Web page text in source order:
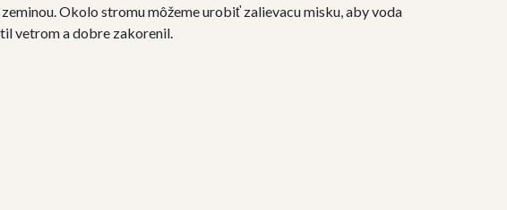
Okolo stromu môžeme urobiť zalievacu misku, aby voda
vetrom a dobre zakorenil.